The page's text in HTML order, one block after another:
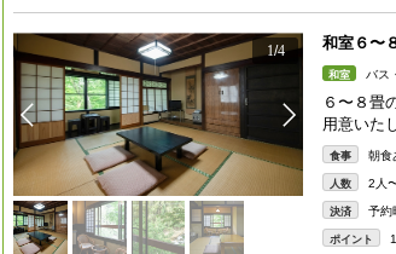
1/4 和室６〜
和室 バス
６〜８畳
用意いた
食事 朝食
人数 2人
決済 予約
ポイント